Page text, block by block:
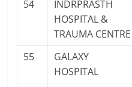
54
INDRPRASTH
HOSPITAL &
TRAUMA CENTRE
55
GALAXY
HOSPITAL